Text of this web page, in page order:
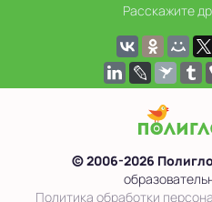
Расскажите
© 2006-2026
Политика обработки